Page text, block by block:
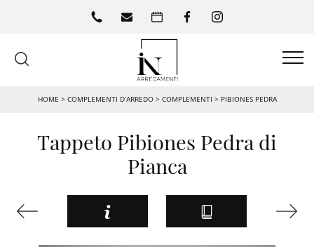
HOME > COMPLEMENTI D’ARREDO> COMPLEMENTI > PIBIONES PEDRA
Tappeto Pibiones Pedra di
Pianca